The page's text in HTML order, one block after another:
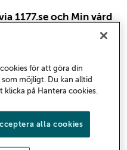
1177.se och Min vård
och gonorré. Region
genomför
på samma sätt som
in på 1177.se eller
för att göra din
möjligt. Du kan alltid
på Hantera cookies.
alla cookies